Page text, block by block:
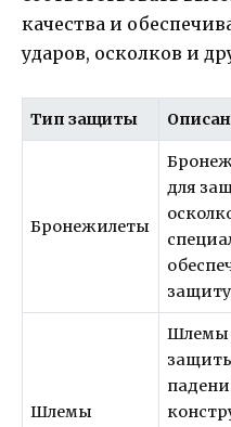
качества и
ударов, осколков и
Тип защиты
Бронежилеты
для
Шлемы
Шлемы